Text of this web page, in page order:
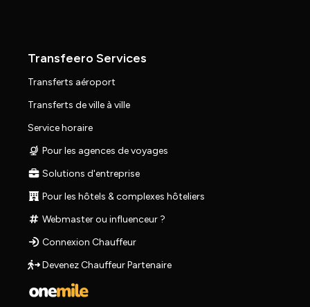
Transfeero Services
Transferts aéroport
Transferts de ville à ville
Service horaire
Pour les agences de voyages
Solutions d'entreprise
Pour les hôtels & complexes hôteliers
Webmaster ou influenceur ?
Connexion Chauffeur
Devenez Chauffeur Partenaire